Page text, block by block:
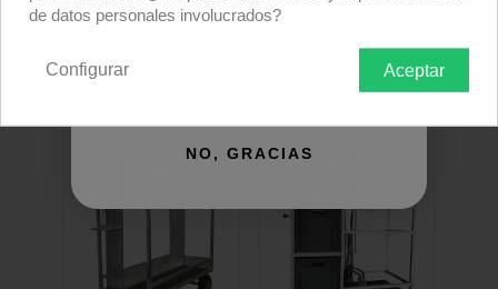
Workstation...
de datos personales involucrados?
Aceptar
Configurar
NO, GRACIAS